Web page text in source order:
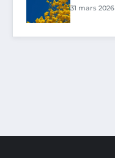
31 mars 2026